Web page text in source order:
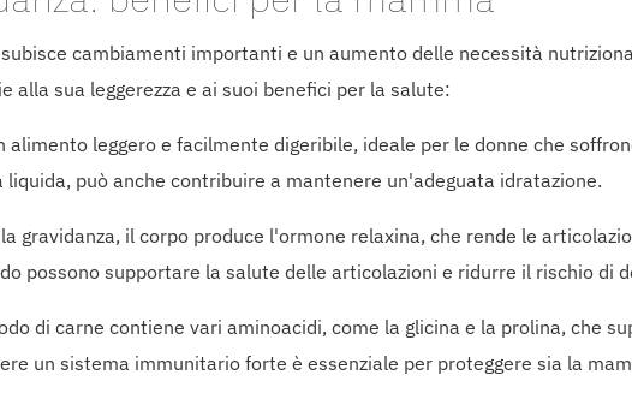
cambiamenti importanti e un aumento delle necessità
alla sua leggerezza e ai suoi benefici per la salute:
alimento leggero e facilmente digeribile, ideale per le donne che
liquida, può anche contribuire a mantenere un'adeguata idratazione.
gravidanza, il corpo produce l'ormone relaxina, che rende le
possono supportare la salute delle articolazioni e ridurre il rischio di
di carne contiene vari aminoacidi, come la glicina e la prolina, che
un sistema immunitario forte è essenziale per proteggere sia la